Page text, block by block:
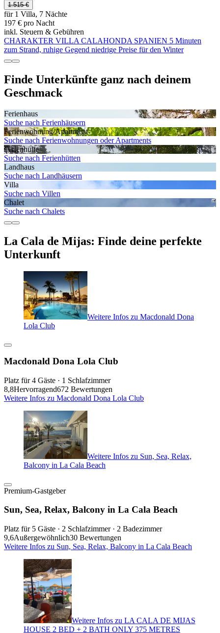
1.515 €
für 1 Villa, 7 Nächte
197 € pro Nacht
inkl. Steuern & Gebühren
CHARAKTER VILLA CALAHONDA SPANIEN 5 Minuten
zum Strand, ruhige Gegend niedrige Preise für den Winter
Finde Unterkünfte ganz nach deinem
Geschmack
Ferienhaus
Suche nach Ferienhäusern
Ferienwohnung/Apartment
Suche nach Ferienwohnungen oder Apartments
Ferienhütte
Suche nach Ferienhütten
Landhaus
Suche nach Landhäusern
Villa
Suche nach Villen
Chalet
Suche nach Chalets
La Cala de Mijas: Finde deine perfekte
Unterkunft
Weitere Infos zu Macdonald Dona
Lola Club
Macdonald Dona Lola Club
Platz für 4 Gäste · 1 Schlafzimmer
8,8Hervorragend672 Bewertungen
Weitere Infos zu Macdonald Dona Lola Club
Weitere Infos zu Sun, Sea, Relax,
Balcony in La Cala Beach
Premium-Gastgeber
Sun, Sea, Relax, Balcony in La Cala Beach
Platz für 5 Gäste · 2 Schlafzimmer · 2 Badezimmer
9,6Außergewöhnlich30 Bewertungen
Weitere Infos zu Sun, Sea, Relax, Balcony in La Cala Beach
Weitere Infos zu LA CALA DE MIJAS
HOUSE 2 BED + 2 BATH ONLY 375 METRES